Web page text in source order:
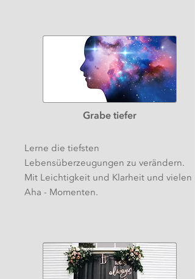
Grabe tiefer
Lerne die tiefsten
Lebensüberzeugungen zu verändern.
Mit Leichtigkeit und Klarheit und vielen
Aha - Momenten.